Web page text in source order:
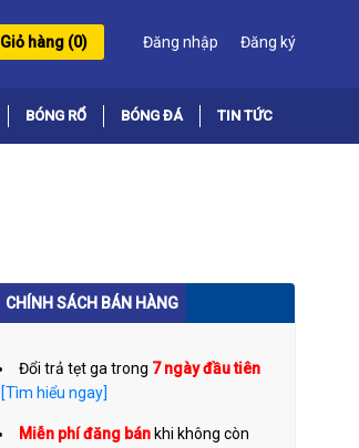
Giỏ hàng (0) Đăng nhập Đăng ký
BÓNG RỔ BÓNG ĐÁ TIN TỨC
CHÍNH SÁCH BÁN HÀNG
Đổi trả tẹt ga trong 7 ngày đầu tiên
[Tìm hiểu ngay]
Miễn phí đăng bán khi không còn